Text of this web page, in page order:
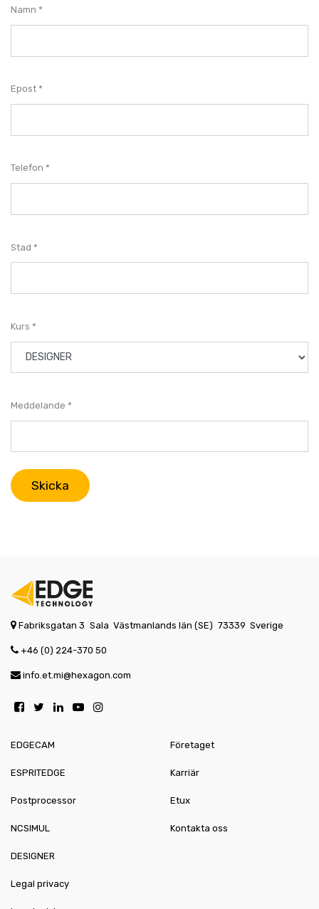
Namn
Epost
Telefon
Stad
Kurs
Meddelande
Skicka
Fabriksgatan 3 Sala Västmanlands län (SE) 73339 Sverige
+46 (0) 224-370 50
info.et.mi@hexagon.com
EDGECAM
ESPRITEDGE
Postprocessor
NCSIMUL
DESIGNER
Företaget
Karriär
Etux
Kontakta oss
Legal privacy